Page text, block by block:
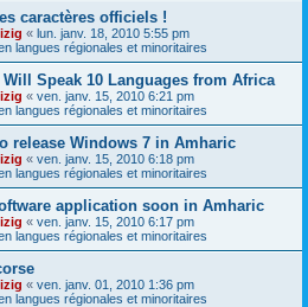
caractères officiels !
« lun. janv. 18, 2010 5:55 pm
langues régionales et minoritaires
Speak 10 Languages from Africa
« ven. janv. 15, 2010 6:21 pm
langues régionales et minoritaires
release Windows 7 in Amharic
« ven. janv. 15, 2010 6:18 pm
langues régionales et minoritaires
application soon in Amharic
« ven. janv. 15, 2010 6:17 pm
langues régionales et minoritaires
« ven. janv. 01, 2010 1:36 pm
langues régionales et minoritaires